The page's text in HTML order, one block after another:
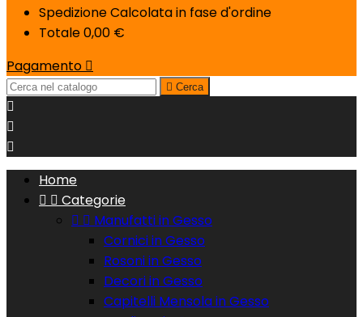
SpedizioneCalcolata in fase d'ordine
Totale0,00 €
Pagamento 
 Cerca



Home
  Categorie
  Manufatti in Gesso
Cornici in Gesso
Rosoni in Gesso
Decori in Gesso
Capitelli Mensola in Gesso